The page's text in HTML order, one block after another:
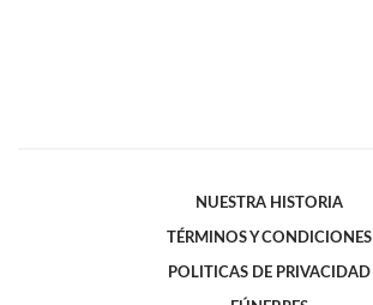
NUESTRA HISTORIA
TÉRMINOS Y CONDICIONES
POLITICAS DE PRIVACIDAD